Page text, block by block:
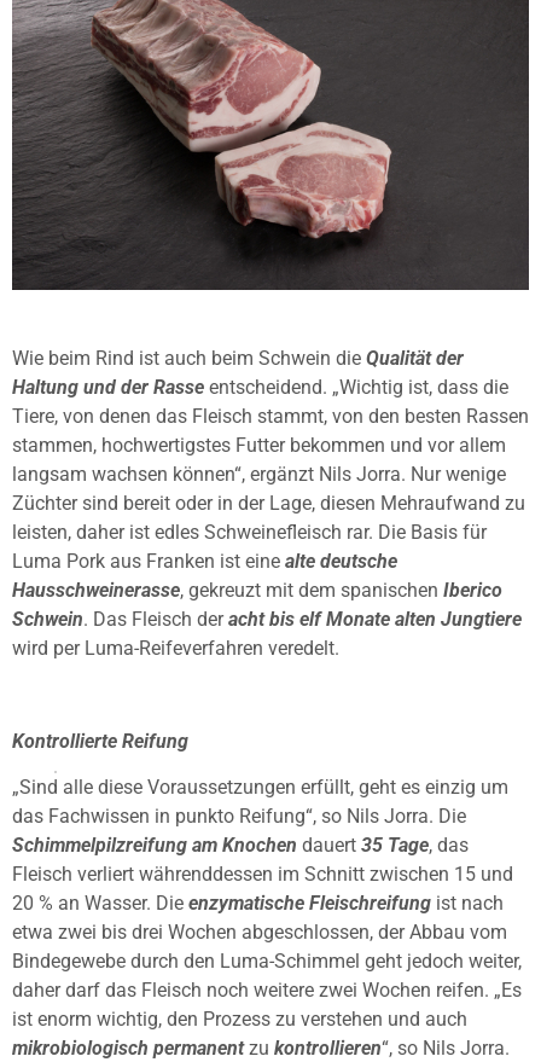
Wie beim Rind ist auch beim Schwein die Qualität der
Haltung und der Rasse entscheidend. „Wichtig ist, dass die
Tiere, von denen das Fleisch stammt, von den besten Rassen
stammen, hochwertigstes Futter bekommen und vor allem
langsam wachsen können“, ergänzt Nils Jorra. Nur wenige
Züchter sind bereit oder in der Lage, diesen Mehraufwand zu
leisten, daher ist edles Schweinefleisch rar. Die Basis für
Luma Pork aus Franken ist eine alte deutsche
Hausschweinerasse, gekreuzt mit dem spanischen Iberico
Schwein. Das Fleisch deracht bis elf Monate alten Jungtiere
wird per Luma-Reifeverfahren veredelt.
Kontrollierte Reifung
„Sind alle diese Voraussetzungen erfüllt, geht es einzig um
das Fachwissen in punkto Reifung“, so Nils Jorra. Die
Schimmelpilzreifung am Knochen dauert 35 Tage, das
Fleisch verliert währenddessen im Schnitt zwischen 15 und
20 % an Wasser. Die enzymatische Fleischreifung ist nach
etwa zwei bis drei Wochen abgeschlossen, der Abbau vom
Bindegewebe durch den Luma-Schimmel geht jedoch weiter,
daher darf das Fleisch noch weitere zwei Wochen reifen. „Es
ist enorm wichtig, den Prozess zu verstehen und auch
mikrobiologisch permanentzu kontrollieren“, so Nils Jorra.